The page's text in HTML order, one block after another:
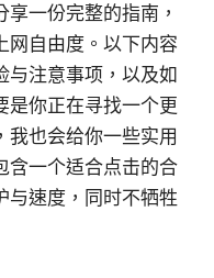
一份完整的指南，
网自由度。以下内容
与注意事项，以及如
是你正在寻找一个更
我也会给你一些实用
含一个适合点击的合
与速度，同时不牺牲